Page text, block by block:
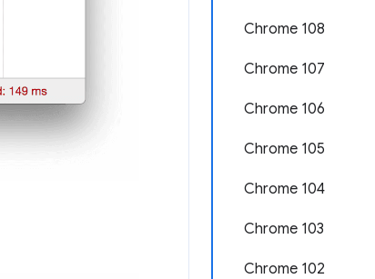
Chrome 108
Chrome 107
Chrome 106
Chrome 105
Chrome 104
Chrome 103
Chrome 102